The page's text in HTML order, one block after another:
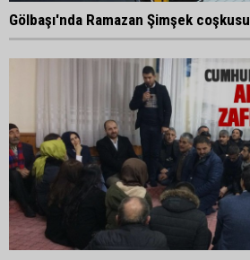
Gölbaşı'nda Ramazan Şimşek coşkusu